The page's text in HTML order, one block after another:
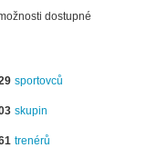
dostupné
sportovců
skupin
trenérů